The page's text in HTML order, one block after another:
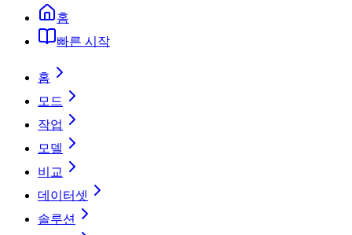
홈
빠른 시작
홈
모드
작업
모델
비교
데이터셋
솔루션